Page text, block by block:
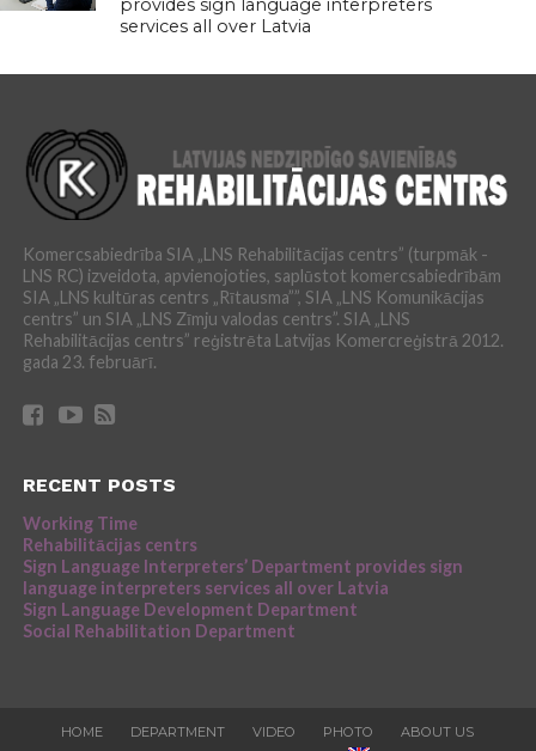
provides sign language interpreters
services all over Latvia
Komercsabiedrība SIA „LNS Rehabilitācijas centrs” (turpmāk -
LNS RC) izveidota, apvienojoties, saplūstot komercsabiedrībām
SIA „LNS kultūras centrs „Rītausma””, SIA „LNS Komunikācijas
centrs” un SIA „LNS Zīmju valodas centrs”. SIA „LNS
Rehabilitācijas centrs” reģistrēta Latvijas Komercreģistrā 2012.
gada 23. februārī.
RECENT POSTS
Working Time
Rehabilitācijas centrs
Sign Language Interpreters’ Department provides sign
language interpreters services all over Latvia
Sign Language Development Department
Social Rehabilitation Department
HOME DEPARTMENT VIDEO PHOTO
ABOUT US